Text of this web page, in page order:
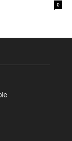
0